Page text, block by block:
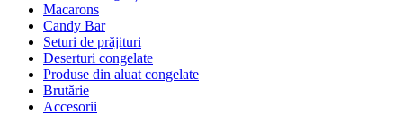
Macarons
Candy Bar
Seturi de prăjituri
Deserturi congelate
Produse din aluat congelate
Brutărie
Accesorii